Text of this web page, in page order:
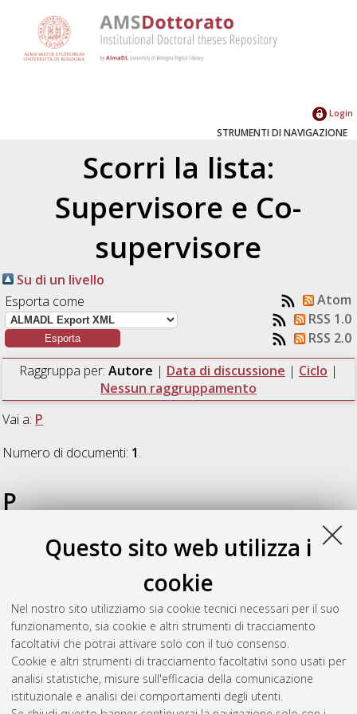
Questo sito web utilizza i
cookie
Nel nostro sito utilizziamo sia cookie tecnici necessari per il suo
funzionamento, sia cookie e altri strumenti di tracciamento
facoltativi che potrai attivare solo con il tuo consenso.
Cookie e altri strumenti di tracciamento facoltativi sono usati per
analisi statistiche, misure sull'efficacia della comunicazione
istituzionale e analisi dei comportamenti degli utenti.
Login
STRUMENTI DI NAVIGAZIONE
Scorri la lista:
Supervisore e Co-
supervisore
Su di un livello
Esporta come
Atom
RSS 1.0
RSS 2.0
Raggruppa per: Autore | Data di discussione | Ciclo |
Nessun raggruppamento
Vai a: P
Numero di documenti: 1.
P
Pizzati, Fabio(2022) Exploring domain-informed and physics-
guided learning in image-to-image translation, [Dissertation
thesis], Alma Mater Studiorum Università di Bologna.
Automotive per una mobilità
intelligente, 34 Ciclo. DOI
10.48676/unibo/amsdottorato/10499.
Questa lista e' stata generata il Wed Aug 5 20:43:54 2026